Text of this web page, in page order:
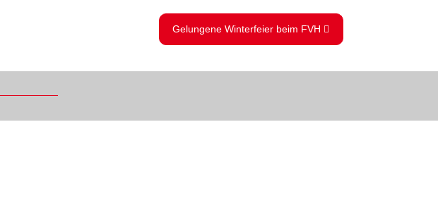
Gelungene Winterfeier beim FVH